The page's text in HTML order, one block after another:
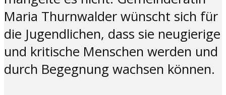
Maria Thurnwalder wünscht sich für
die Jugendlichen, dass sie neugierige
und kritische Menschen werden und
durch Begegnung wachsen können.